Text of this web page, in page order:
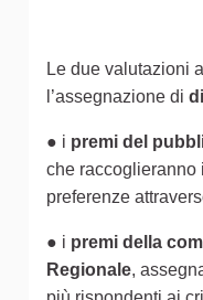
Le due valutazioni
l’assegnazione di
● i premi del
che raccoglieranno
preferenze
● i premi della
Regionale,